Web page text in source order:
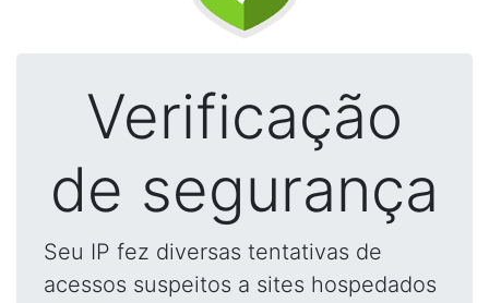
Verificação
de segurança
Seu IP fez diversas tentativas de
acessos suspeitos a sites hospedados